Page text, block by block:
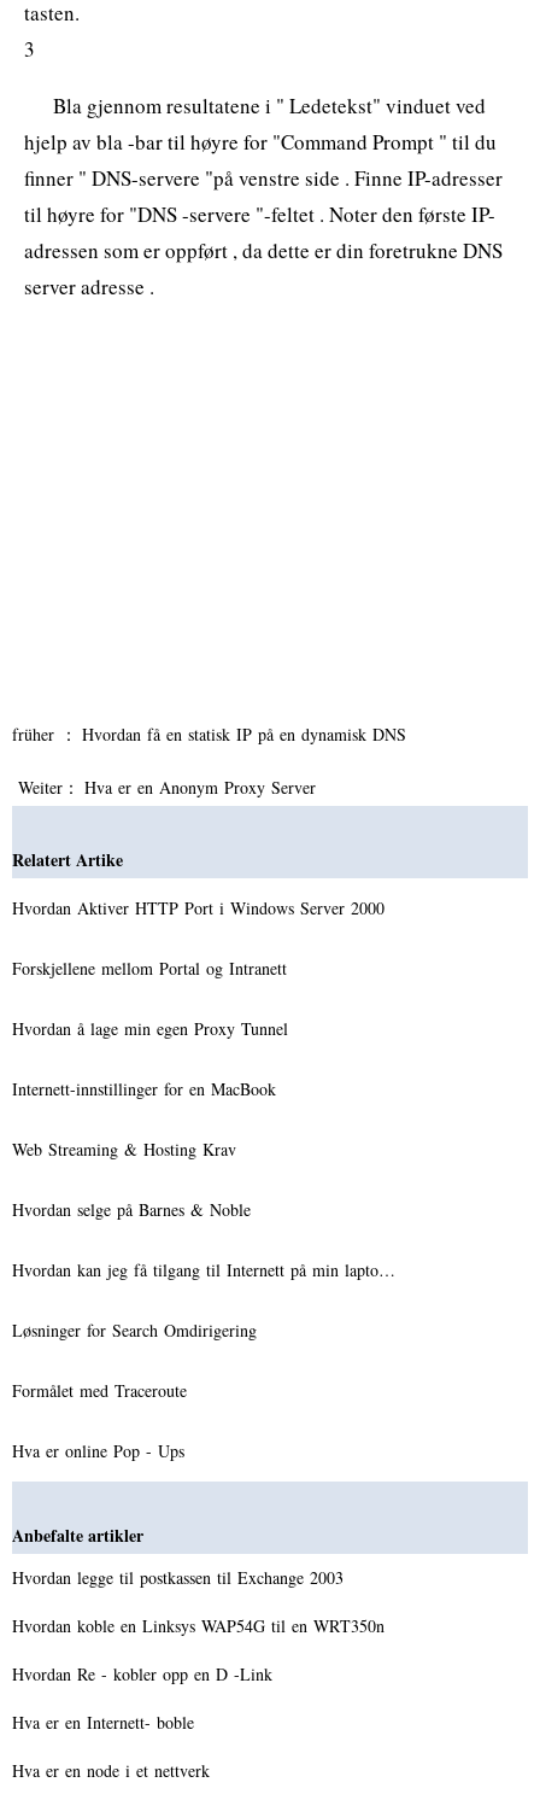
tasten.
3
Bla gjennom resultatene i " Ledetekst" vinduet ved
hjelp av bla -bar til høyre for "Command Prompt " til du
finner " DNS-servere "på venstre side . Finne IP-adresser
til høyre for "DNS -servere "-feltet . Noter den første IP-
adressen som er oppført , da dette er din foretrukne DNS
server adresse .
früher ： Hvordan få en statisk IP på en dynamisk DNS
Weiter： Hva er en Anonym Proxy Server
Relatert Artike
Hvordan Aktiver HTTP Port i Windows Server 2000
Forskjellene mellom Portal og Intranett
Hvordan å lage min egen Proxy Tunnel
Internett-innstillinger for en MacBook
Web Streaming & Hosting Krav
Hvordan selge på Barnes & Noble
Hvordan kan jeg få tilgang til Internett på min lapto…
Løsninger for Search Omdirigering
Formålet med Traceroute
Hva er online Pop - Ups
Anbefalte artikler
Hvordan legge til postkassen til Exchange 2003
Hvordan koble en Linksys WAP54G til en WRT350n
Hvordan Re - kobler opp en D -Link
Hva er en Internett- boble
Hva er en node i et nettverk